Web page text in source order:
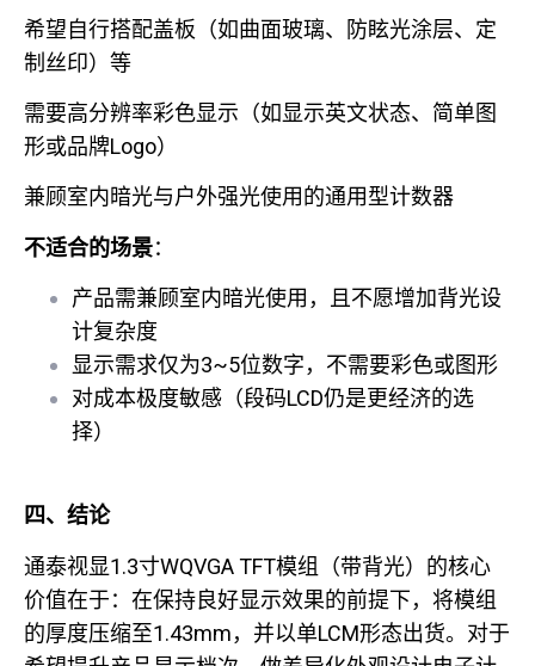
希望自行搭配盖板（如曲面玻璃、防眩光涂层、定
制丝印）等
需要高分辨率彩色显示（如显示英文状态、简单图
形或品牌Logo）
兼顾室内暗光与户外强光使用的通用型计数器
不适合的场景：
产品需兼顾室内暗光使用，且不愿增加背光设
计复杂度
显示需求仅为3~5位数字，不需要彩色或图形
对成本极度敏感（段码LCD仍是更经济的选
择）
四、结论
通泰视显1.3寸WQVGA TFT模组（带背光）的核心
价值在于：在保持良好显示效果的前提下，将模组
的厚度压缩至1.43mm，并以单LCM形态出货。对于